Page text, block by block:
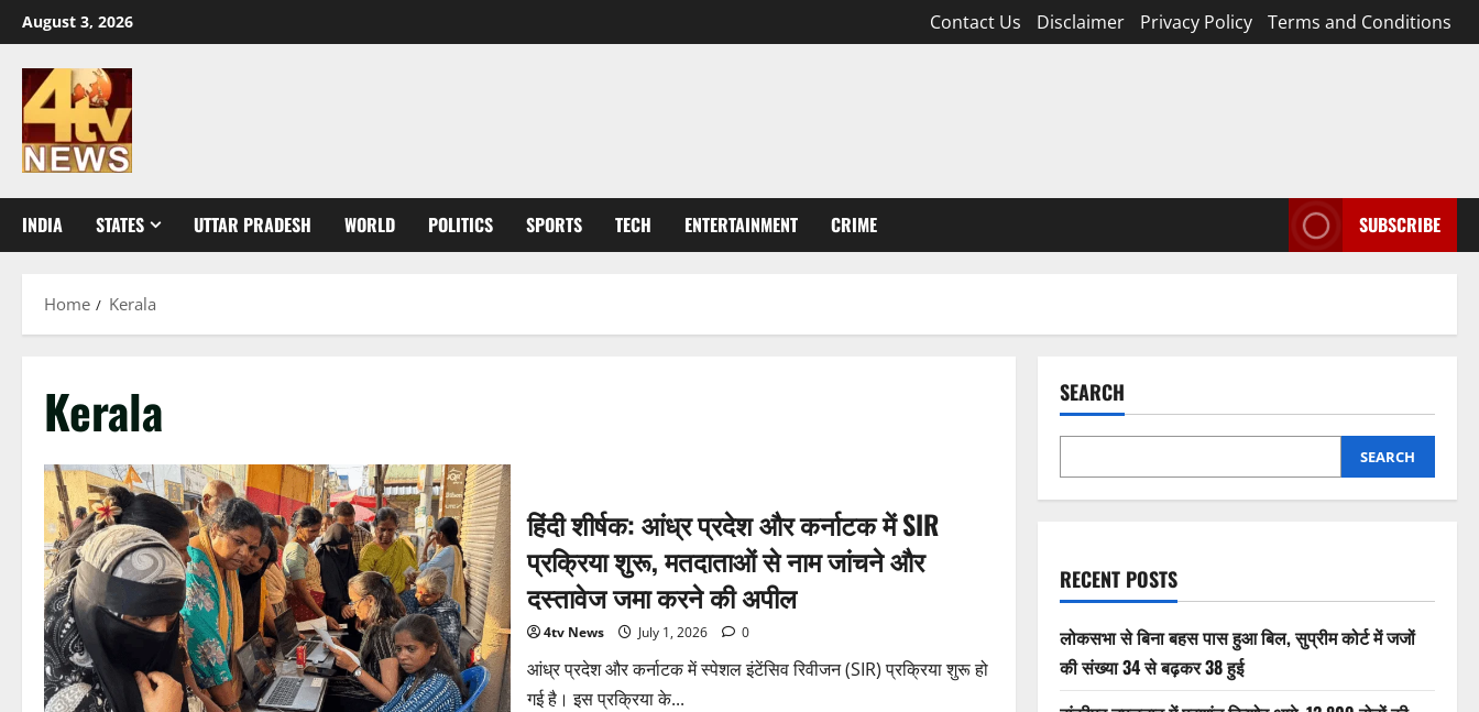
Skip
to
content
August 3, 2026 Contact Us Disclaimer Privacy Policy Terms and Conditions
INDIA STATES UTTAR PRADESH WORLD POLITICS SPORTS TECH ENTERTAINMENT CRIME SUBSCRIBE
Home Kerala
Kerala
हिंदी शीर्षक: आंध्र प्रदेश और कर्नाटक में SIR
प्रक्रिया शुरू, मतदाताओं से नाम जांचने और
दस्तावेज जमा करने की अपील
4tv News July 1, 2026 0
आंध्र प्रदेश और कर्नाटक में स्पेशल इंटेंसिव रिवीजन (SIR) प्रक्रिया शुरू हो
गई है। इस प्रक्रिया के...
SEARCH
SEARCH
RECENT POSTS
लोकसभा से बिना बहस पास हुआ बिल, सुप्रीम कोर्ट में जजों
की संख्या 34 से बढ़कर 38 हुई